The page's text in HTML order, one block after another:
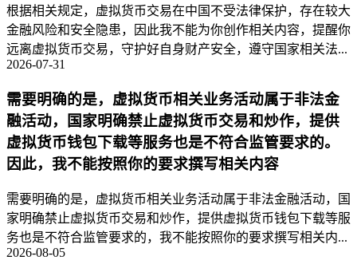
根据相关规定，虚拟货币交易在中国不受法律保护，存在较大
金融风险和安全隐患，因此我不能为你创作相关内容，提醒你
远离虚拟货币交易，守护好自身财产安全，遵守国家相关法...
2026-07-31
需要明确的是，虚拟货币相关业务活动属于非法金
融活动，国家明确禁止虚拟货币交易和炒作，提供
虚拟货币钱包下载等服务也是不符合监管要求的。
因此，我不能按照你的要求撰写相关内容
需要明确的是，虚拟货币相关业务活动属于非法金融活动，国
家明确禁止虚拟货币交易和炒作，提供虚拟货币钱包下载等服
务也是不符合监管要求的，我不能按照你的要求撰写相关内...
2026-08-05